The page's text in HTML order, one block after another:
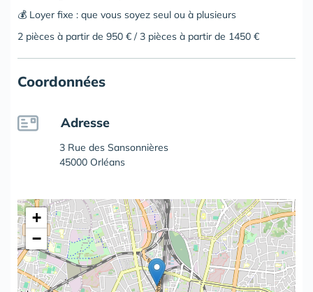
💰 Loyer fixe : que vous soyez seul ou à plusieurs
2 pièces à partir de 950 € / 3 pièces à partir de 1450 €
Coordonnées
Adresse
3 Rue des Sansonnières
45000 Orléans
+
−